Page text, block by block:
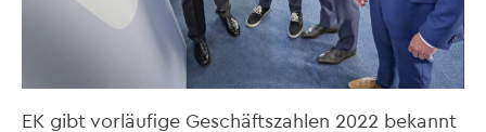
EK gibt vorläufige Geschäftszahlen 2022 bekannt